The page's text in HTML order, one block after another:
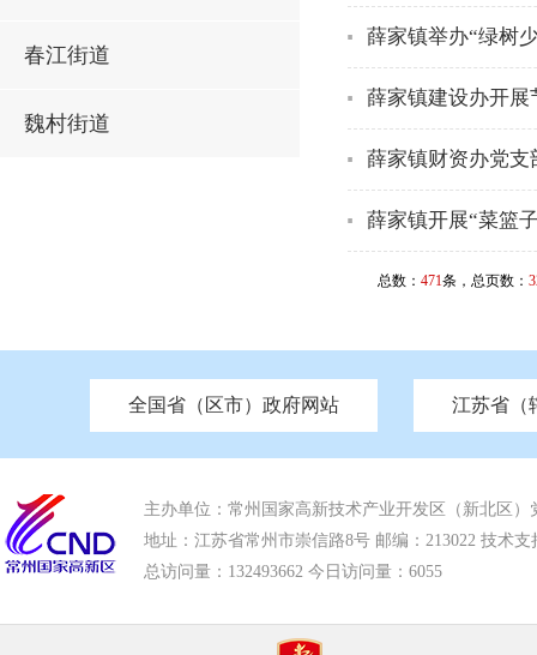
春江街道
魏村街道
薛家镇举办“绿树
薛家镇建设办开
薛家镇财资办党支
薛家镇开展“菜篮
总数： 471条，总页数：
全国省（区市）政府网站
北京 天津 重庆 河南 河北 山西
江苏省（
中国江苏 南京市政府 苏州市政府 无锡
市发改委 市工信局 市教育局 市科技局 市
市应急管理局 市审计局 市外事办 市生态
主办单位：常州国家高新技术产业开发区（新北区）
地址：江苏省常州市崇信路8号 邮编：213022 技术支
总访问量： 132493662 今日访问量： 6055